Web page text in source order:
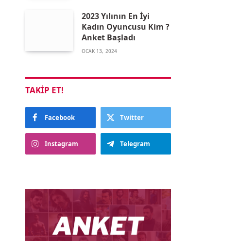
2023 Yılının En İyi
Kadın Oyuncusu Kim ?
Anket Başladı
OCAK 13, 2024
TAKIP ET!
Facebook Twitter
Instagram Telegram